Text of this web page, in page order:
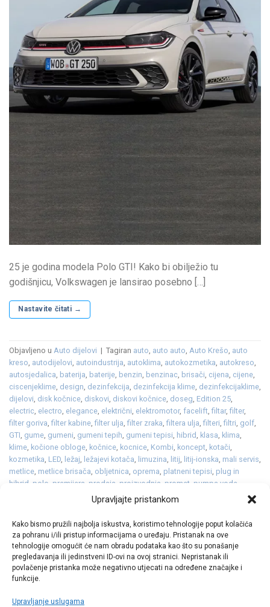
Upravljajte pristankom
Kako bismo pružili najbolja iskustva, koristimo tehnologije poput kolačića
za pohranu i/ili pristup informacijama o uređaju. Pristanak na ove
tehnologije omogućit će nam obradu podataka kao što su ponašanje
pregledavanja ili jedinstveni ID-ovi na ovoj stranici. Nepristanak ili
povlačenje pristanka može negativno utjecati na određene značajke i
funkcije.
Upravljanje uslugama
25 je godina modela Polo GTI! Kako bi obilježio tu
godišnjicu, Volkswagen je lansirao posebno […]
Nastavite čitati →
Objavljeno u Auto dijelovi | Tagiran auto, auto auto, Auto Krešo, auto
kreso, autodijelovi, autoindustrija, autoklima, autokozmetika, autokreso,
autosjedalica, baterija, baterije, benzin, benzinac, brisači, cijena, cijene,
ciscenjeklime, design, dezinfekcija, dezinfekcija klime, dezinfekcijaklime,
dijelovi, disk kočnice, diskovi, diskovi kočnice, doseg, Edition 25,
electric, electro, elegance, električni, elektromotor, facelift,filtar,filter,
filter goriva,filter kabine,filter ulja,filter zraka,filtera ulja,filteri,filtri, golf,
GTI, gume, gumeni, gumeni tepih, gumeni tepisi, hibrid, klasa, klima,
klime, kočione obloge, kočnice, kocnice, Kombi, koncept, kotači,
kozmetika, LED, ležaj, ležajevi kotača, limuzina, litij, litij-ionska, mali servis,
metlice, metlice brisača, obljetnica, oprema, platneni tepisi, plug in
hibrid polo premijera prodaja proizvodnja promet pumpa vode
rezervni,serijski, servis,sjedalica
tepisi
, tekućina ,tepih , tepisi , , turbopunjač , vjetrobransko
vjetrobransko staklo,volkswagen,vw ,zima,zimska tekućina ,zimske
žmigavci
Ostavite komentar